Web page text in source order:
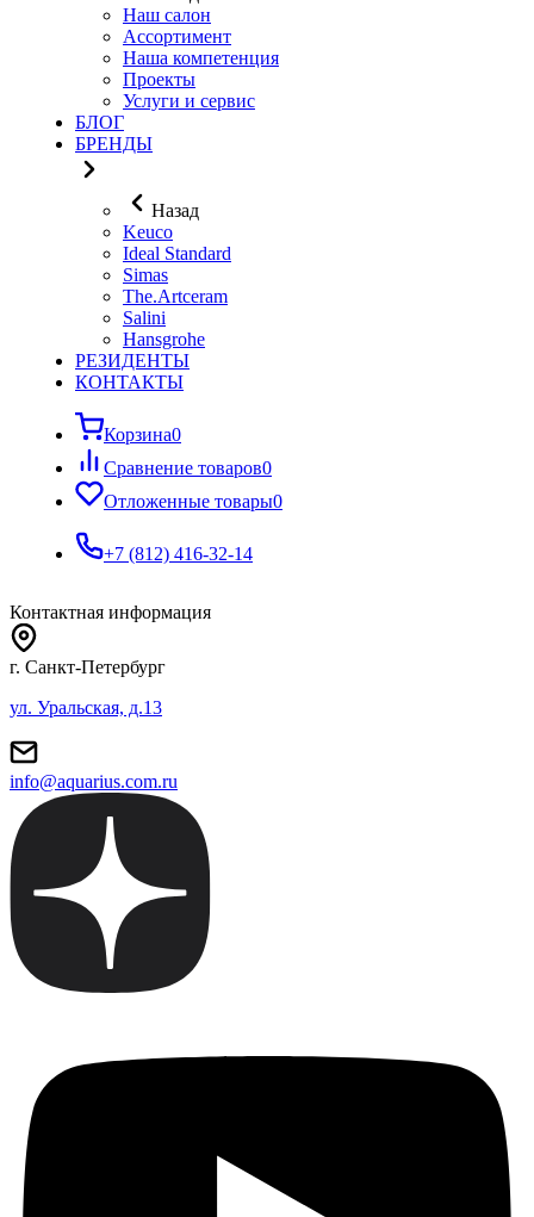
Наш салон
Ассортимент
Наша компетенция
Проекты
Услуги и сервис
БЛОГ
БРЕНДЫ
Назад
Keuco
Ideal Standard
Simas
The.Artceram
Salini
Hansgrohe
РЕЗИДЕНТЫ
КОНТАКТЫ
Корзина0
Сравнение товаров0
Отложенные товары0
+7 (812) 416-32-14
Контактная информация
г. Санкт-Петербург
ул. Уральская, д.13
info@aquarius.com.ru